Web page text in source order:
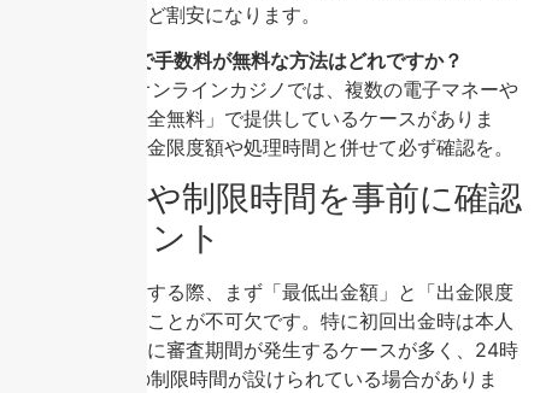
金額が大きいほど割安になります。
Q: 入金と出金で手数料が無料な方法はどれですか？
A: 一部の大手オンラインカジノでは、複数の電子マネーや
銀行送金を「完全無料」で提供しているケースがありま
す。ただし、出金限度額や処理時間と併せて必ず確認を。
出金条件や制限時間を事前に確認
するポイント
出金条件を確認する際、まず「最低出金額」と「出金限度
額」を把握することが不可欠です。特に初回出金時は本人
確認書類提出後に審査期間が発生するケースが多く、24時
間から72時間の制限時間が設けられている場合がありま